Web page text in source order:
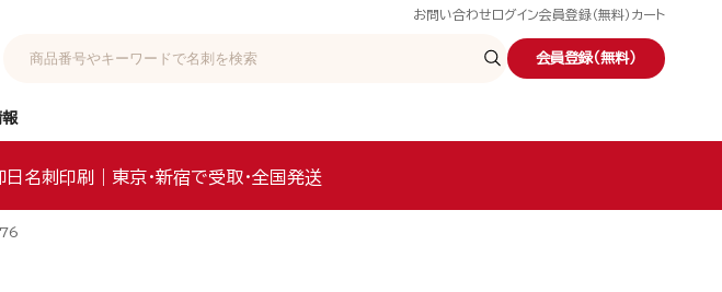
お問い合わせ ログイン会員登録（無料） カート
会員登録（無料）
報
日名刺印刷｜東京・新宿で受取・全国発送